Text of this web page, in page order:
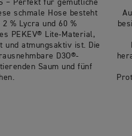
− Perfekt für gemütliche
schmale Hose besteht
% Lycra und 60 %
PEKEV® Lite-Material,
und atmungsaktiv ist. Die
D3O®-
Saum und fünf